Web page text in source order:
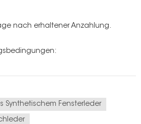
nach erhaltener Anzahlung.
Synthetischem Fensterleder